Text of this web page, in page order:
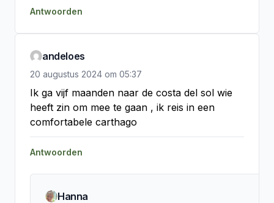
Antwoorden
andeloes
20 augustus 2024 om 05:37
Ik ga vijf maanden naar de costa del sol wie
heeft zin om mee te gaan , ik reis in een
comfortabele carthago
Antwoorden
Hanna